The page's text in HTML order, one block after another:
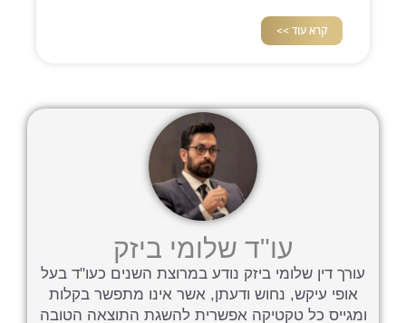
קרא עוד >>
עו"ד שלומי ביזק
עורך דין שלומי ביזק נודע במרוצת השנים כעו"ד בעל
אופי עיקש, נחוש ודעתן, אשר אינו מתפשר בקלות
ומגייס כל טקטיקה אפשרית להשגת התוצאה הטובה